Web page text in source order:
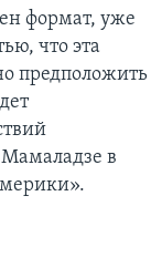
формат, уже
что эта
предположить
Мамаладзе в